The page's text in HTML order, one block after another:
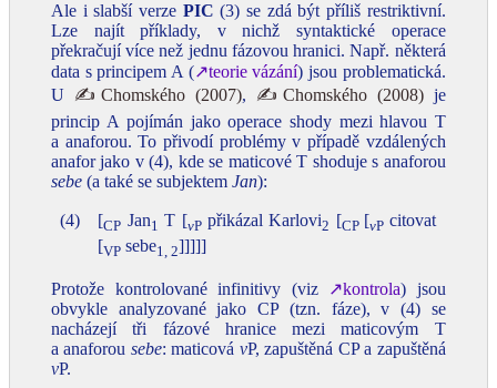
Ale i slabší verze PIC (3) se zdá být příliš restriktivní.
Lze najít příklady, v nichž syntaktické operace
překračují více než jednu fázovou hranici. Např. některá
data s principem A (↗teorie vázání) jsou problematická.
U ✍Chomského (2007), ✍Chomského (2008)je
princip A pojímán jako operace shody mezi hlavou T
a anaforou. To přivodí problémy v případě vzdálených
anafor jako v (4), kde se maticové T shoduje s anaforou
sebe (a také se subjektem Jan):
(4) [CP Jan1 T [vP přikázal Karlovi2 [CP [vP citovat
[VP sebe1, 2]]]]]
Protože kontrolované infinitivy (viz ↗kontrola) jsou
obvykle analyzované jako CP (tzn. fáze), v (4) se
nacházejí tři fázové hranice mezi maticovým T
a anaforou sebe: maticová vP, zapuštěná CP a zapuštěná
vP.